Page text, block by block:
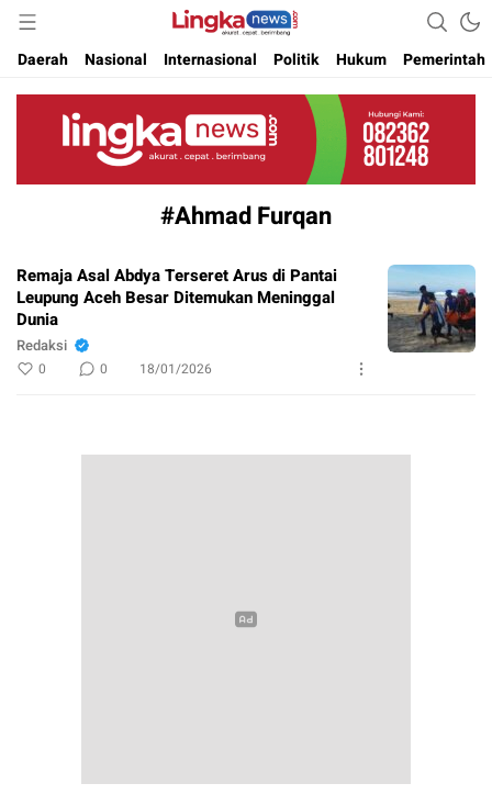
Lingkanews
Akurat. Cepat & Berimbang
Daerah
Nasional Internasional Politik Hukum Pemerintah
#Ahmad Furqan
Remaja Asal Abdya Terseret Arus di Pantai
Leupung Aceh Besar Ditemukan Meninggal
Dunia
Redaksi
0 0 18/01/2026